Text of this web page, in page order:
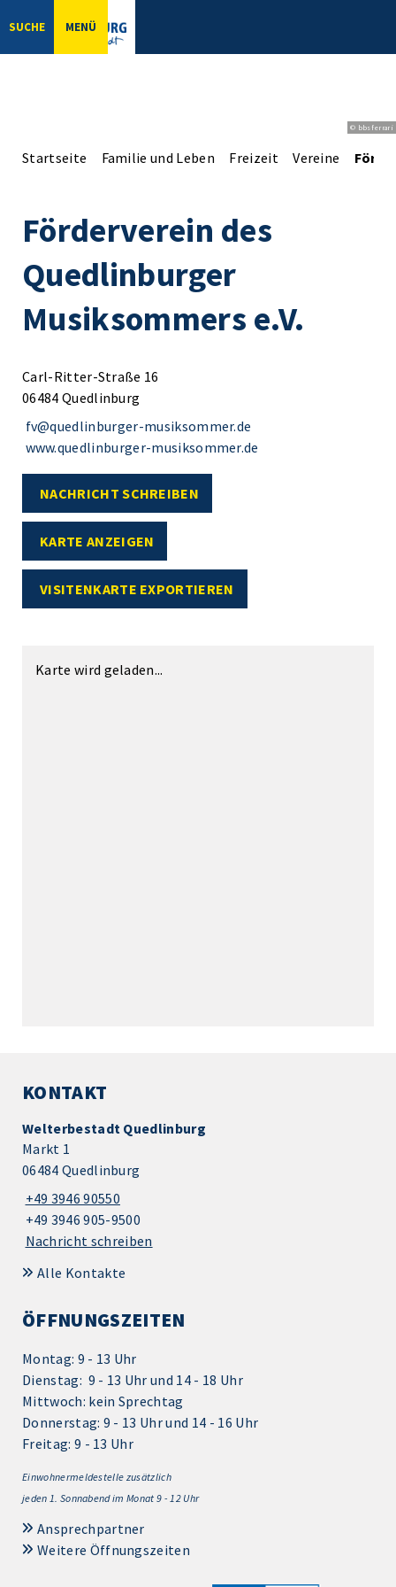
SUCHE MENÜ
© bbsferrari
Startseite Familie und Leben Freizeit Vereine
Förderverein des
Quedlinburger
Musiksommers e.V.
Carl-Ritter-Straße 16
06484 Quedlinburg
fv@quedlinburger-musiksommer.de
www.quedlinburger-musiksommer.de
NACHRICHT SCHREIBEN
KARTE ANZEIGEN
VISITENKARTE EXPORTIEREN
Karte wird geladen...
KONTAKT
Welterbestadt Quedlinburg
Markt 1
06484 Quedlinburg
+49 3946 90550
+49 3946 905-9500
Nachricht schreiben
Alle Kontakte
ÖFFNUNGSZEITEN
Montag: 9 - 13 Uhr
Dienstag: 9 - 13 Uhr und 14 - 18 Uhr
Mittwoch: kein Sprechtag
Donnerstag: 9 - 13 Uhr und 14 - 16 Uhr
Freitag: 9 - 13 Uhr
Einwohnermeldestelle zusätzlich
jeden 1. Sonnabend im Monat 9 - 12 Uhr
Ansprechpartner
Weitere Öffnungszeiten